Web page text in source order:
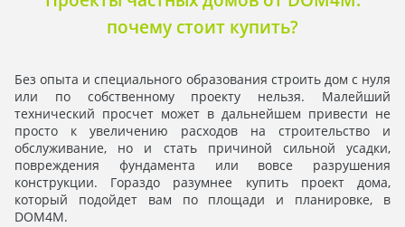
почему стоит купить?
Без опыта и специального образования строить дом с нуля
или по собственному проекту нельзя. Малейший
технический просчет может в дальнейшем привести не
просто к увеличению расходов на строительство и
обслуживание, но и стать причиной сильной усадки,
повреждения фундамента или вовсе разрушения
конструкции. Гораздо разумнее купить проект дома,
который подойдет вам по площади и планировке, в
DOM4M.